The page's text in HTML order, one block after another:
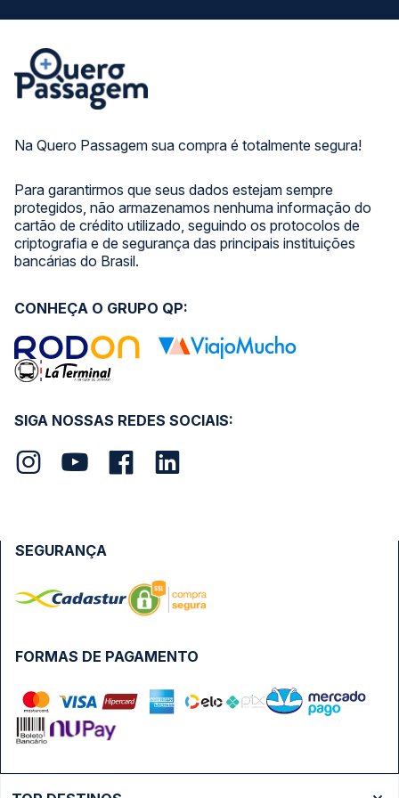
Na Quero Passagem sua compra é totalmente segura!
Para garantirmos que seus dados estejam sempre
protegidos, não armazenamos nenhuma informação do
cartão de crédito utilizado, seguindo os protocolos de
criptografia e de segurança das principais instituições
bancárias do Brasil.
SIGA NOSSAS REDES SOCIAIS:
CONHEÇA O GRUPO QP:
FORMAS DE PAGAMENTO
SEGURANÇA